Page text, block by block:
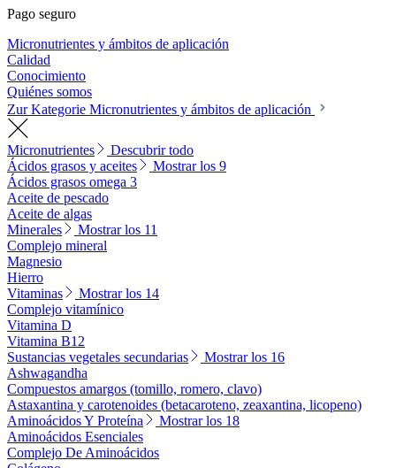
Pago seguro
Micronutrientes y ámbitos de aplicación
Calidad
Conocimiento
Quiénes somos
Zur Kategorie Micronutrientes y ámbitos de aplicación
Micronutrientes
Descubrir todo
Ácidos grasos y aceites
Mostrar los 9
Ácidos grasos omega 3
Aceite de pescado
Aceite de algas
Minerales
Mostrar los 11
Complejo mineral
Magnesio
Hierro
Vitaminas
Mostrar los 14
Complejo vitamínico
Vitamina D
Vitamina B12
Sustancias vegetales secundarias
Mostrar los 16
Ashwagandha
Compuestos amargos (tomillo, romero, clavo)
Astaxantina y carotenoides (betacaroteno, zeaxantina, licopeno)
Aminoácidos Y Proteína
Mostrar los 18
Aminoácidos Esenciales
Complejo De Aminoácidos